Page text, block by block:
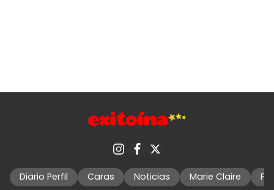
Diario Perfil Caras Noticias Marie Claire